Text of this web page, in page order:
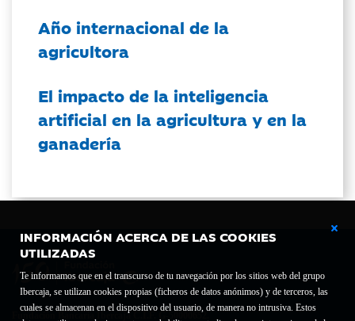
INFORMACIÓN ACERCA DE LAS COOKIES
UTILIZADAS
Te informamos que en el transcurso de tu navegación por los sitios web del grupo
Ibercaja, se utilizan cookies propias (ficheros de datos anónimos) y de terceros, las
cuales se almacenan en el dispositivo del usuario, de manera no intrusiva. Estos
Año internacional de la
agricultora
El impacto de la inteligencia
artificial en la agricultura y en la
ganadería
Fundación Bancaria Ibercaja C.I.F. G-50000652.